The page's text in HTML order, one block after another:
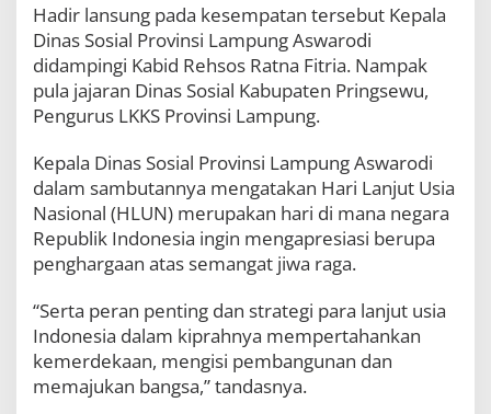
s
a
N
a
s
n
a
l
i
P
n
a
i
K
Hadir lansung pada kesempatan tersebut Kepala
Dinas Sosial Provinsi Lampung Aswarodi
didampingi Kabid Rehsos Ratna Fitria. Nampak
pula jajaran Dinas Sosial Kabupaten Pringsewu,
Pengurus LKKS Provinsi Lampung.
Kepala Dinas Sosial Provinsi Lampung Aswarodi
dalam sambutannya mengatakan Hari Lanjut Usia
Nasional (HLUN) merupakan hari di mana negara
Republik Indonesia ingin mengapresiasi berupa
penghargaan atas semangat jiwa raga.
“Serta peran penting dan strategi para lanjut usia
Indonesia dalam kiprahnya mempertahankan
kemerdekaan, mengisi pembangunan dan
memajukan bangsa,” tandasnya.